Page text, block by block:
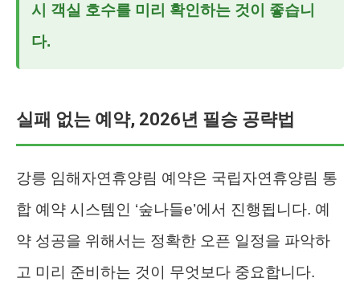
시 객실 호수를 미리 확인하는 것이 좋습니
다.
실패 없는 예약, 2026년 필승 공략법
강릉 임해자연휴양림 예약은 국립자연휴양림 통
합 예약 시스템인 ‘숲나들e’에서 진행됩니다. 예
약 성공을 위해서는 정확한 오픈 일정을 파악하
고 미리 준비하는 것이 무엇보다 중요합니다.